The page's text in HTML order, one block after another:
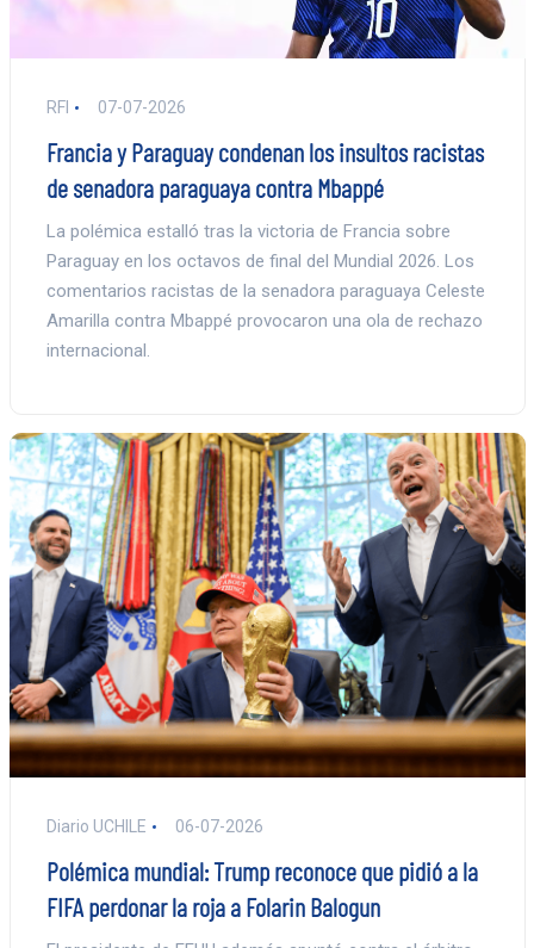
RFI 07-07-2026
Francia y Paraguay condenan los insultos racistas
de senadora paraguaya contra Mbappé
La polémica estalló tras la victoria de Francia sobre
Paraguay en los octavos de final del Mundial 2026. Los
comentarios racistas de la senadora paraguaya Celeste
Amarilla contra Mbappé provocaron una ola de rechazo
internacional.
Diario UCHILE 06-07-2026
Polémica mundial: Trump reconoce que pidió a la
FIFA perdonar la roja a Folarin Balogun